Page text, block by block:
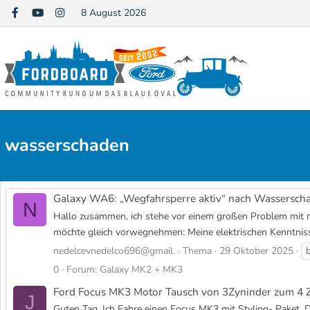
8 August 2026
wasserschaden
N Galaxy WA6: „Wegfahrsperre aktiv“ nach
Hallo zusammen, ich stehe vor einem großen Problem
möchte gleich vorwegnehmen: Meine elektrischen
nedelcevnedelco696@gmail. Thema 29 Oktober 2025
0
Forum: Galaxy MK2 + MK3
J Ford Focus MK3 Motor Tausch von 3Zyninder zum 4